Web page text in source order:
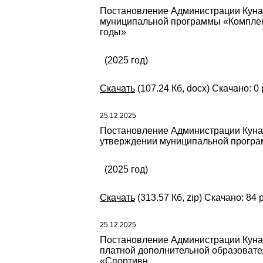
Постановление Администрации
муниципальной программы
годы»
(2025 год)
Скачать (107.24 Кб, docx) Скачано: 0
25.12.2025
Постановление Администрации
утверждении муниципальной
(2025 год)
Скачать (313.57 Кб, zip) Скачано: 84
25.12.2025
Постановление Администрации
платной дополнительной
«Спортивн